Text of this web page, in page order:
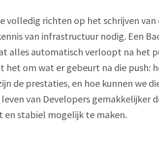
volledig richten op het schrijven van
van infrastructuur nodig. Een
alles automatisch verloopt na het
het om wat er gebeurt na die push:
de prestaties, en hoe kunnen we
van Developers gemakkelijker
en stabiel mogelijk te maken.